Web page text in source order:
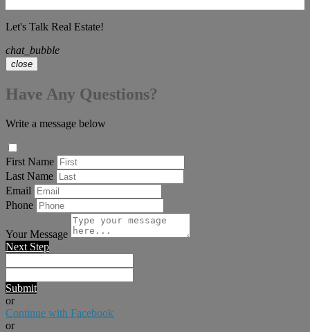
Let's Talk Real Estate!
chat_bubble
close
Have Any Questions?
Write a message below
First Name
Last Name
Email
Phone
Your Message
Next Step
Submit
or
Continue with Facebook
or